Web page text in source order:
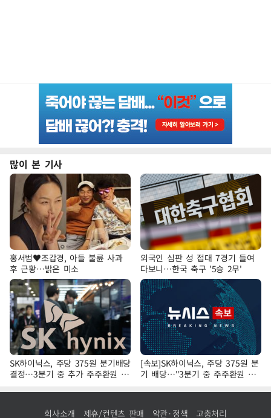
많이 본 기사
홍서범♥조갑경, 아들 불륜 사과
후 근황…밝은 미소
외국인 심판 성 접대 7경기 들여
다보니…한국 축구 '5승 2무'
SK하이닉스, 주당 375원 분기배당
결정…3분기 중 추가 주주환원 발
표
[속보]SK하이닉스, 주당 375원 분
기 배당…"3분기 중 주주환원 방
안 확정"
회사소개 제휴/컨텐츠 판매 약관·정책 고충처리